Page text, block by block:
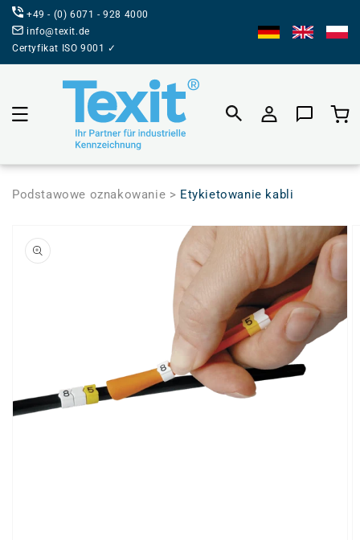
BEZPOŚREDNIO
DO TREŚCI
+49 - (0) 6071 - 928 4000
info@texit.de
Certyfikat ISO 9001 ✓
Koszyk
Podstawowe oznakowanie > Etykietowanie kabli
INFORMACJI
PRODUKCIE
Otwieranie